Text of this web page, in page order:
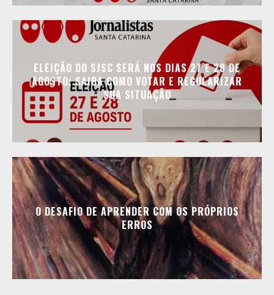
ELEIÇÃO DO SJSC SERÁ NOS DIAS 27 E 28 DE
AGOSTO; SAIBA COMO VOTAR E REGULARIZAR
SUA SITUAÇÃO
O DESAFIO DE APRENDER COM OS PRÓPRIOS
ERROS